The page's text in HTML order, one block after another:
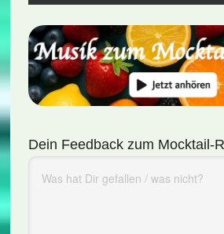
Dein Feedback zum Mocktail-